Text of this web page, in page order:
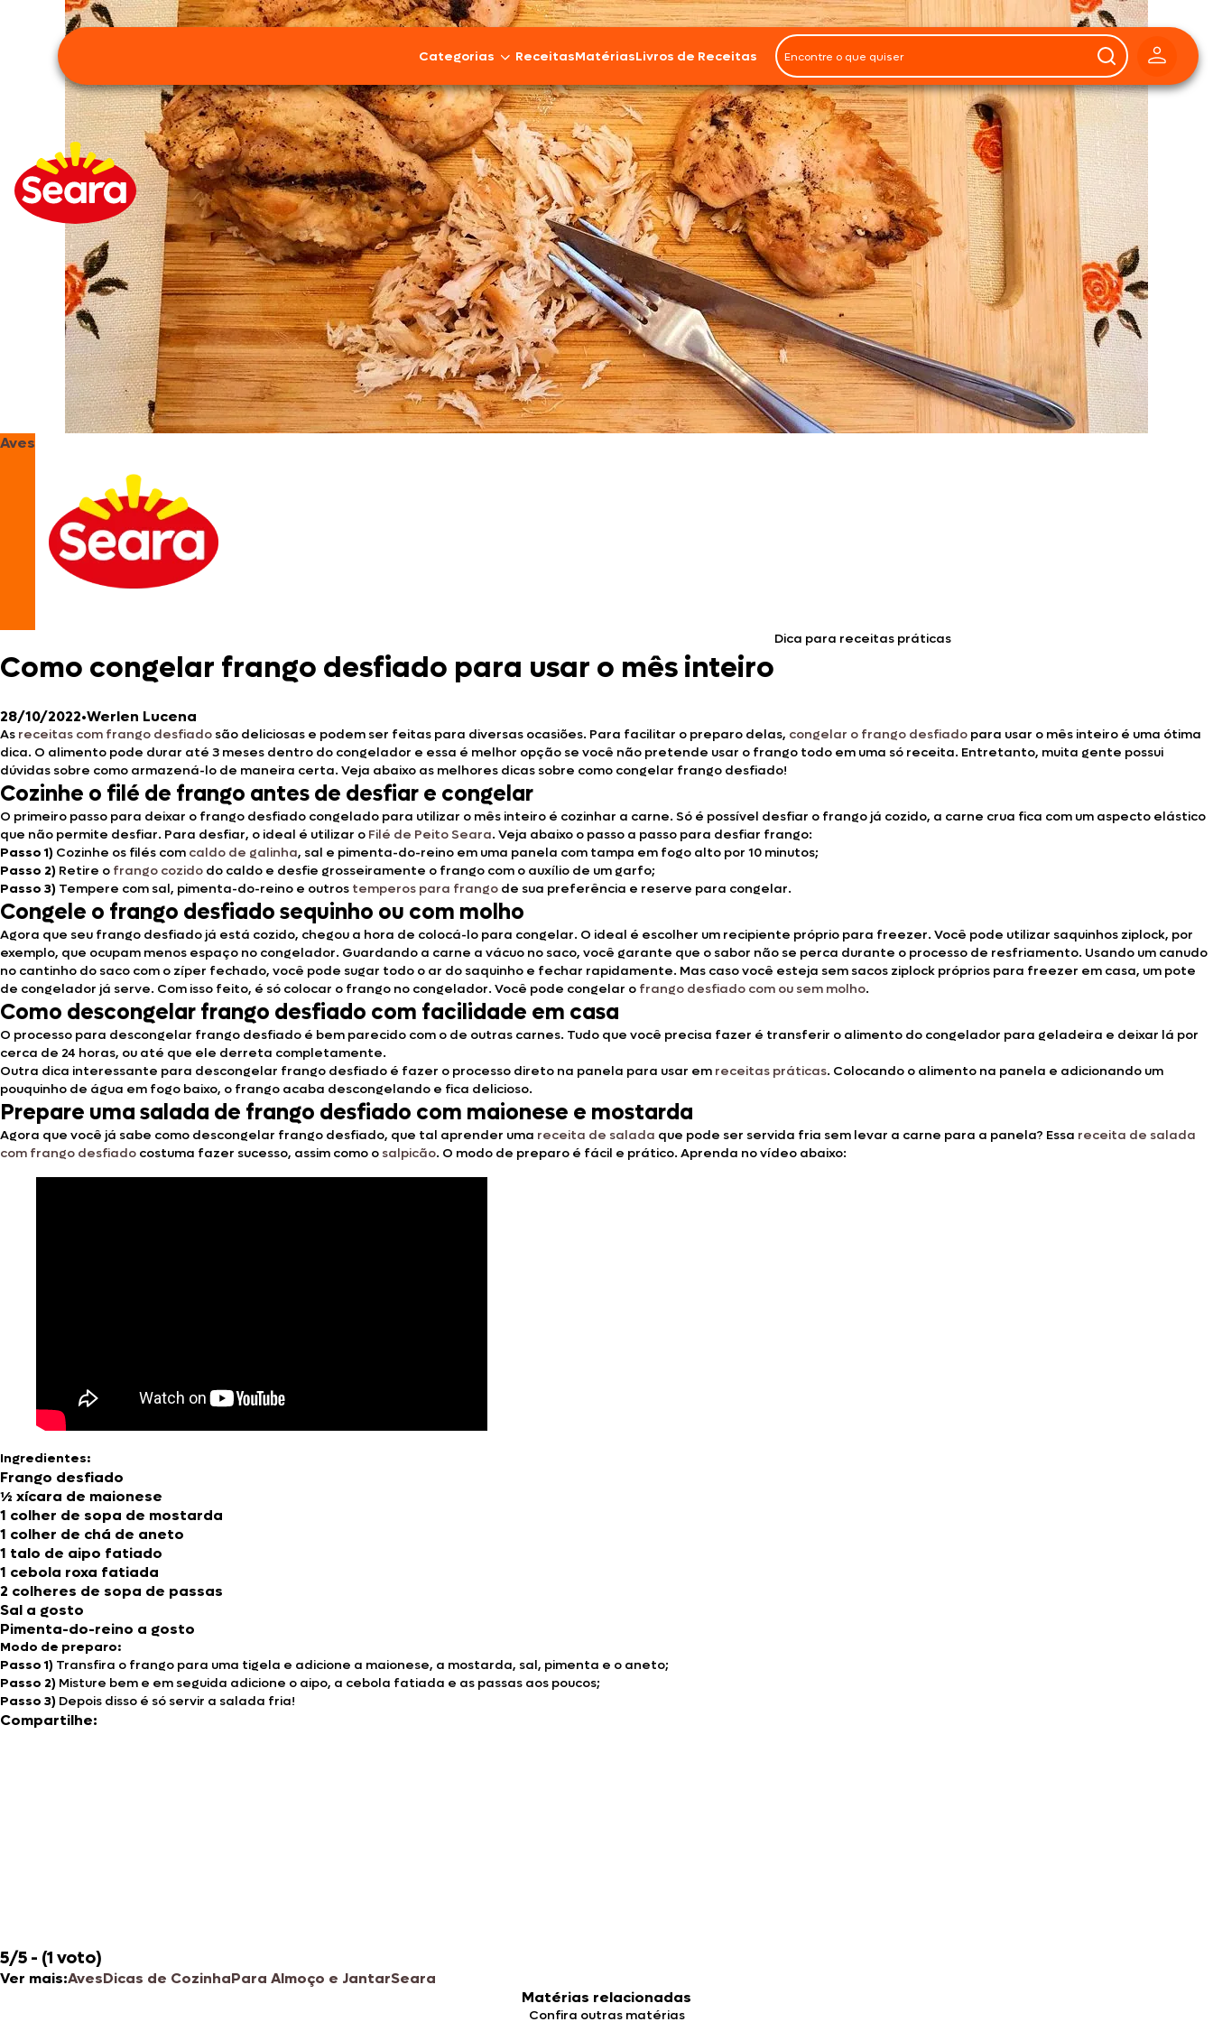
Categorias
Bovinos
Cordeiro
Carnes Suínas
Aves
Frios e Embutidos
Peixes e Frutos do Mar
100% Vegetal
Doces, Bolos e Sobremesas
ReceitasMatériasLivros de Receitas
Aves
Como congelar frango desfiado para usar o mês inteiro
Dica para receitas práticas
28/10/2022•Werlen Lucena
As receitas com frango desfiado são deliciosas e podem ser feitas para diversas ocasiões. Para facilitar o preparo delas, congelar o frango desfiado para usar o mês inteiro é uma ótima
dica. O alimento pode durar até 3 meses dentro do congelador e essa é melhor opção se você não pretende usar o frango todo em uma só receita. Entretanto, muita gente possui
dúvidas sobre como armazená-lo de maneira certa. Veja abaixo as melhores dicas sobre como congelar frango desfiado!
Cozinhe o filé de frango antes de desfiar e congelar
O primeiro passo para deixar o frango desfiado congelado para utilizar o mês inteiro é cozinhar a carne. Só é possível desfiar o frango já cozido, a carne crua fica com um aspecto elástico
que não permite desfiar. Para desfiar, o ideal é utilizar o Filé de Peito Seara. Veja abaixo o passo a passo para desfiar frango:
Passo 1) Cozinhe os filés com caldo de galinha, sal e pimenta-do-reino em uma panela com tampa em fogo alto por 10 minutos;
Passo 2) Retire o frango cozido do caldo e desfie grosseiramente o frango com o auxílio de um garfo;
Passo 3) Tempere com sal, pimenta-do-reino e outros temperos para frango de sua preferência e reserve para congelar.
Congele o frango desfiado sequinho ou com molho
Agora que seu frango desfiado já está cozido, chegou a hora de colocá-lo para congelar. O ideal é escolher um recipiente próprio para freezer. Você pode utilizar saquinhos ziplock, por
exemplo, que ocupam menos espaço no congelador. Guardando a carne a vácuo no saco, você garante que o sabor não se perca durante o processo de resfriamento. Usando um canudo
no cantinho do saco com o zíper fechado, você pode sugar todo o ar do saquinho e fechar rapidamente. Mas caso você esteja sem sacos ziplock próprios para freezer em casa, um pote
de congelador já serve. Com isso feito, é só colocar o frango no congelador. Você pode congelar o frango desfiado com ou sem molho.
Como descongelar frango desfiado com facilidade em casa
O processo para descongelar frango desfiado é bem parecido com o de outras carnes. Tudo que você precisa fazer é transferir o alimento do congelador para geladeira e deixar lá por
cerca de 24 horas, ou até que ele derreta completamente.
Outra dica interessante para descongelar frango desfiado é fazer o processo direto na panela para usar em receitas práticas. Colocando o alimento na panela e adicionando um
pouquinho de água em fogo baixo, o frango acaba descongelando e fica delicioso.
Prepare uma salada de frango desfiado com maionese e mostarda
Agora que você já sabe como descongelar frango desfiado, que tal aprender uma receita de salada que pode ser servida fria sem levar a carne para a panela? Essa receita de salada
com frango desfiado costuma fazer sucesso, assim como o salpicão. O modo de preparo é fácil e prático. Aprenda no vídeo abaixo:
Ingredientes:
Frango desfiado
½ xícara de maionese
1 colher de sopa de mostarda
1 colher de chá de aneto
1 talo de aipo fatiado
1 cebola roxa fatiada
2 colheres de sopa de passas
Sal a gosto
Pimenta-do-reino a gosto
Modo de preparo:
Passo 1) Transfira o frango para uma tigela e adicione a maionese, a mostarda, sal, pimenta e o aneto;
Passo 2) Misture bem e em seguida adicione o aipo, a cebola fatiada e as passas aos poucos;
Passo 3) Depois disso é só servir a salada fria!
Compartilhe:
5/5 - (1 voto)
Ver mais:AvesDicas de CozinhaPara Almoço e JantarSeara
Matérias relacionadas
Confira outras matérias